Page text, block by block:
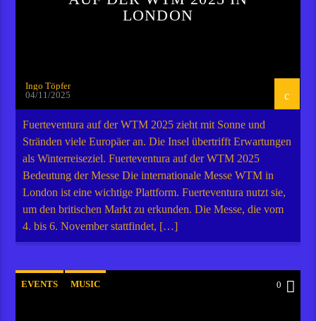
LONDON
Ingo Töpfer
04/11/2025
Fuerteventura auf der WTM 2025 zieht mit Sonne und
Stränden viele Europäer an. Die Insel übertrifft Erwartungen
als Winterreiseziel. Fuerteventura auf der WTM 2025
Bedeutung der Messe Die internationale Messe WTM in
London ist eine wichtige Plattform. Fuerteventura nutzt sie,
um den britischen Markt zu erkunden. Die Messe, die vom
4. bis 6. November stattfindet, […]
EVENTS MUSIC 0